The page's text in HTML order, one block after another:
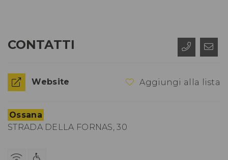
CONTATTI
Website Aggiungi alla lista
Ossana
STRADA DELLA FORNAS, 30